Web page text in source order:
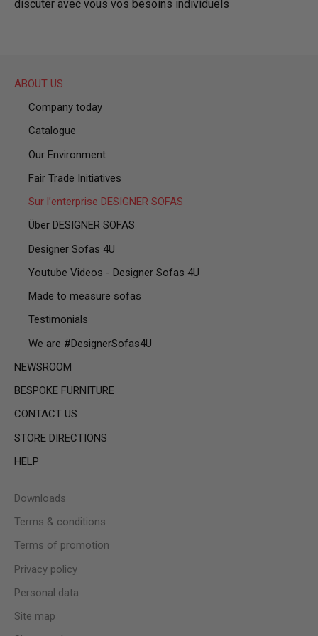
discuter avec vous vos besoins individuels
ABOUT US
Company today
Catalogue
Our Environment
Fair Trade Initiatives
Sur l’enterprise DESIGNER SOFAS
Über DESIGNER SOFAS
Designer Sofas 4U
Youtube Videos - Designer Sofas 4U
Made to measure sofas
Testimonials
We are #Desig­ner­Sofas4U
NEWSROOM
BESPOKE FURNITURE
CONTACT US
STORE DIRECTIONS
HELP
Downloads
Terms & conditions
Terms of promotion
Privacy policy
Personal data
Site map